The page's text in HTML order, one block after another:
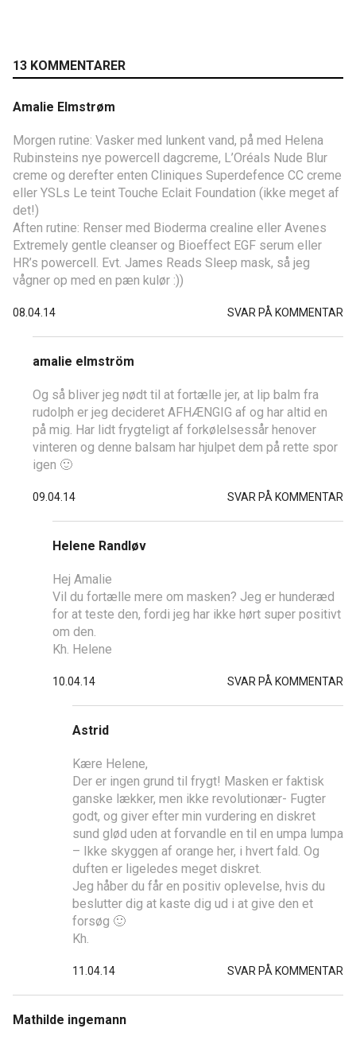
13 KOMMENTARER
Amalie Elmstrøm
Morgen rutine: Vasker med lunkent vand, på med Helena
Rubinsteins nye powercell dagcreme, L’Oréals Nude Blur
creme og derefter enten Cliniques Superdefence CC creme
eller YSLs Le teint Touche Eclait Foundation (ikke meget af
det!)
Aften rutine: Renser med Bioderma crealine eller Avenes
Extremely gentle cleanser og Bioeffect EGF serum eller
HR’s powercell. Evt. James Reads Sleep mask, så jeg
vågner op med en pæn kulør :))
08.04.14 SVAR PÅ KOMMENTAR
amalie elmström
Og så bliver jeg nødt til at fortælle jer, at lip balm fra
rudolph er jeg decideret AFHÆNGIG af og har altid en
på mig. Har lidt frygteligt af forkølelsessår henover
vinteren og denne balsam har hjulpet dem på rette spor
igen 🙂
09.04.14 SVAR PÅ KOMMENTAR
Helene Randløv
Hej Amalie
Vil du fortælle mere om masken? Jeg er hunderæd
for at teste den, fordi jeg har ikke hørt super positivt
om den.
Kh. Helene
10.04.14 SVAR PÅ KOMMENTAR
Astrid
Kære Helene,
Der er ingen grund til frygt! Masken er faktisk
ganske lækker, men ikke revolutionær- Fugter
godt, og giver efter min vurdering en diskret
sund glød uden at forvandle en til en umpa lumpa
– Ikke skyggen af orange her, i hvert fald. Og
duften er ligeledes meget diskret.
Jeg håber du får en positiv oplevelse, hvis du
beslutter dig at kaste dig ud i at give den et
forsøg 🙂
Kh.
11.04.14 SVAR PÅ KOMMENTAR
Mathilde ingemann